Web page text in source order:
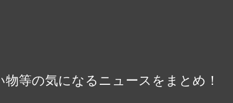
等の気になるニュースをまとめ！